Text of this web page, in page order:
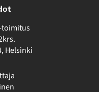
toimitus
Helsinki